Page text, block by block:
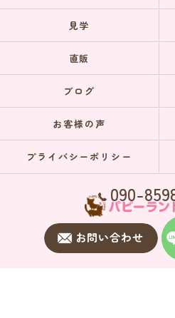
090-
お問い合わせ
見学
直販
ブログ
お客様の声
プライバシーポリシー
© 2026 埼玉のブリーダーならパピーラン